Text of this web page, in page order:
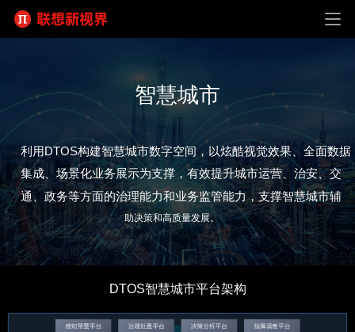
智慧城市
利用DTOS构建智慧城市数字空间，以炫酷视觉效果、全面数据
集成、场景化业务展示为支撑，有效提升城市运营、治安、交
通、政务等方面的治理能力和业务监管能力，支撑智慧城市辅
助决策和高质量发展。
DTOS智慧城市平台架构